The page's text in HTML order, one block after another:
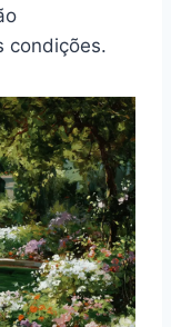
condições.